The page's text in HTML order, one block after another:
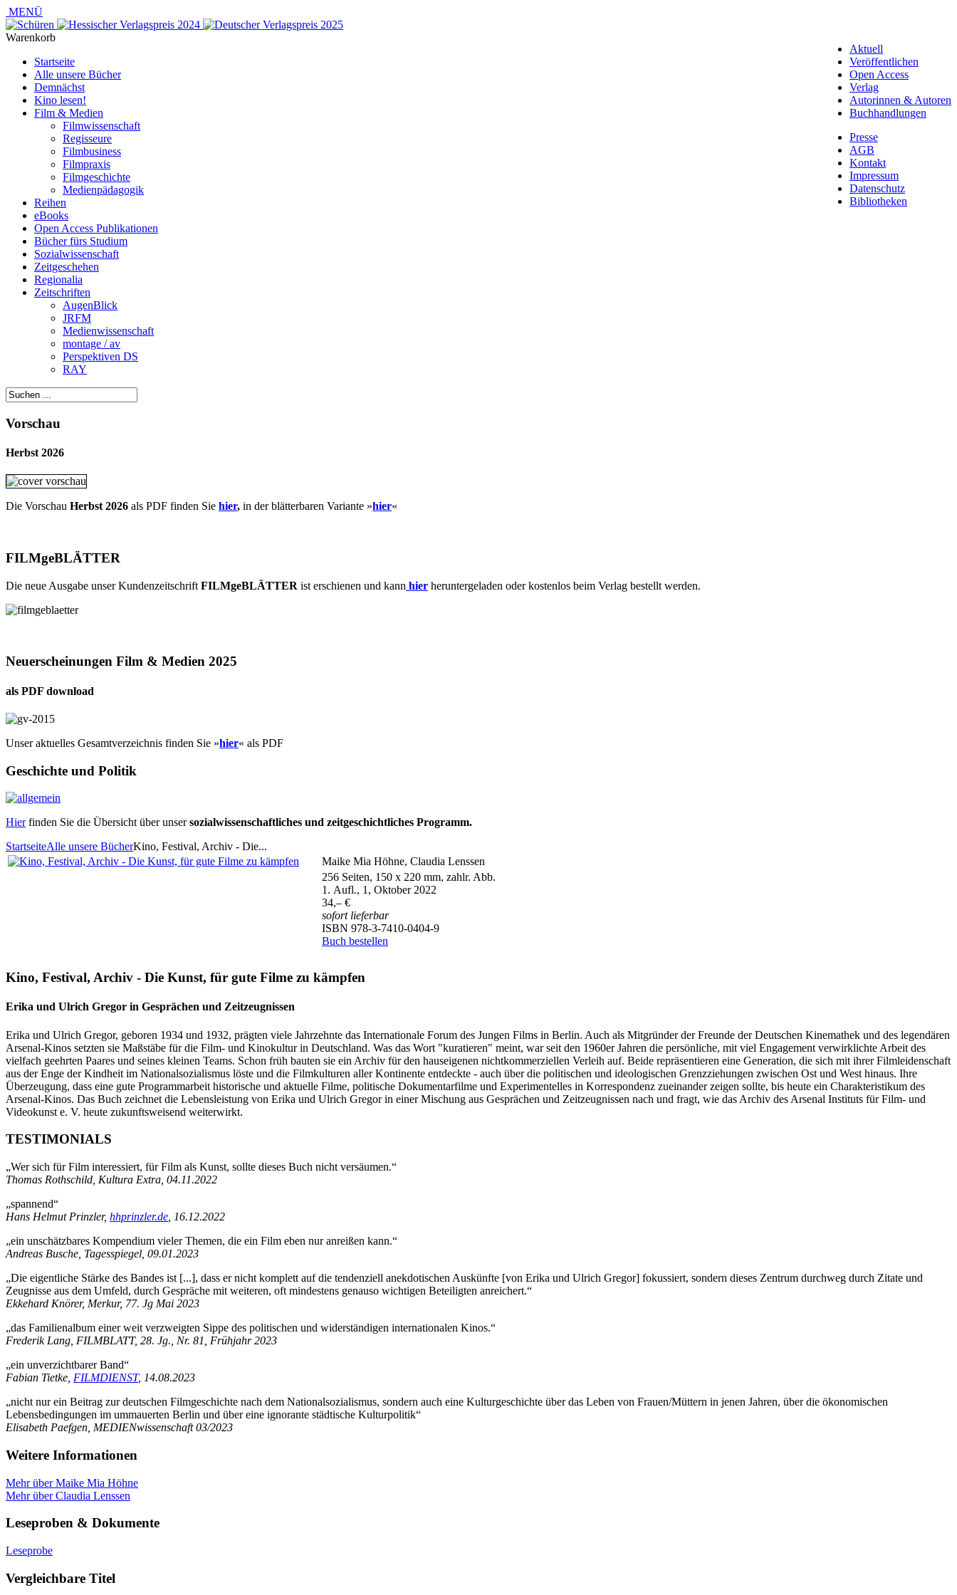
MENÜ
Aktuell
Veröffentlichen
Open Access
Verlag
Autorinnen & Autoren
Buchhandlungen
Presse
AGB
Kontakt
Impressum
Datenschutz
Bibliotheken
Warenkorb
Startseite
Alle unsere Bücher
Demnächst
Kino lesen!
Film & Medien
Filmwissenschaft
Regisseure
Filmbusiness
Filmpraxis
Filmgeschichte
Medienpädagogik
Reihen
eBooks
Open Access Publikationen
Bücher fürs Studium
Sozialwissenschaft
Zeitgeschehen
Regionalia
Zeitschriften
AugenBlick
JRFM
Medienwissenschaft
montage / av
Perspektiven DS
RAY
Vorschau
Herbst 2026
Die Vorschau Herbst 2026 als PDF finden Sie hier, in der blätterbaren Variante »hier«
FILMgeBLÄTTER
Die neue Ausgabe unser Kundenzeitschrift FILMgeBLÄTTER ist erschienen und kann hier heruntergeladen oder kostenlos beim Verlag bestellt werden.
Neuerscheinungen Film & Medien 2025
als PDF download
Unser aktuelles Gesamtverzeichnis finden Sie »hier« als PDF
Geschichte und Politik
Hierfinden Sie die Übersicht über unsersozialwissenschaftliches und zeitgeschichtliches Programm.
StartseiteAlle unsere BücherKino, Festival, Archiv - Die...
Maike Mia Höhne, Claudia Lenssen
256 Seiten, 150 x 220 mm, zahlr. Abb.
1. Aufl., 1, Oktober 2022
34,– €
sofort lieferbar
ISBN 978-3-7410-0404-9
Buch bestellen
Kino, Festival, Archiv - Die Kunst, für gute Filme zu kämpfen
Erika und Ulrich Gregor in Gesprächen und Zeitzeugnissen
Erika und Ulrich Gregor, geboren 1934 und 1932, prägten viele Jahrzehnte das Internationale Forum des Jungen Films in Berlin. Auch als Mitgründer der Freunde der Deutschen Kinemathek und des legendären
Arsenal-Kinos setzten sie Maßstäbe für die Film- und Kinokultur in Deutschland. Was das Wort "kuratieren" meint, war seit den 1960er Jahren die persönliche, mit viel Engagement verwirklichte Arbeit des
vielfach geehrten Paares und seines kleinen Teams. Schon früh bauten sie ein Archiv für den hauseigenen nichtkommerziellen Verleih auf. Beide repräsentieren eine Generation, die sich mit ihrer Filmleidenschaft
aus der Enge der Kindheit im Nationalsozialismus löste und die Filmkulturen aller Kontinente entdeckte - auch über die politischen und ideologischen Grenzziehungen zwischen Ost und West hinaus. Ihre
Überzeugung, dass eine gute Programmarbeit historische und aktuelle Filme, politische Dokumentarfilme und Experimentelles in Korrespondenz zueinander zeigen sollte, bis heute ein Charakteristikum des
Arsenal-Kinos. Das Buch zeichnet die Lebensleistung von Erika und Ulrich Gregor in einer Mischung aus Gesprächen und Zeitzeugnissen nach und fragt, wie das Archiv des Arsenal Instituts für Film- und
Videokunst e. V. heute zukunftsweisend weiterwirkt.
TESTIMONIALS
„Wer sich für Film interessiert, für Film als Kunst, sollte dieses Buch nicht versäumen.“
Thomas Rothschild, Kultura Extra, 04.11.2022
„spannend“
Hans Helmut Prinzler, hhprinzler.de , 16.12.2022
„ein unschätzbares Kompendium vieler Themen, die ein Film eben nur anreißen kann.“
Andreas Busche, Tagesspiegel, 09.01.2023
„Die eigentliche Stärke des Bandes ist [...], dass er nicht komplett auf die tendenziell anekdotischen Auskünfte [von Erika und Ulrich Gregor] fokussiert, sondern dieses Zentrum durchweg durch Zitate und
Zeugnisse aus dem Umfeld, durch Gespräche mit weiteren, oft mindestens genauso wichtigen Beteiligten anreichert.“
Ekkehard Knörer, Merkur, 77. Jg Mai 2023
„das Familienalbum einer weit verzweigten Sippe des politischen und widerständigen internationalen Kinos.“
Frederik Lang, FILMBLATT, 28. Jg., Nr. 81, Frühjahr 2023
„ein unverzichtbarer Band“
Fabian Tietke, FILMDIENST, 14.08.2023
„nicht nur ein Beitrag zur deutschen Filmgeschichte nach dem Nationalsozialismus, sondern auch eine Kulturgeschichte über das Leben von Frauen/Müttern in jenen Jahren, über die ökonomischen
Lebensbedingungen im ummauerten Berlin und über eine ignorante städtische Kulturpolitik“
Elisabeth Paefgen, MEDIENwissenschaft 03/2023
Weitere Informationen
Mehr über Maike Mia Höhne
Mehr über Claudia Lenssen
Leseproben & Dokumente
Leseprobe
Vergleichbare Titel